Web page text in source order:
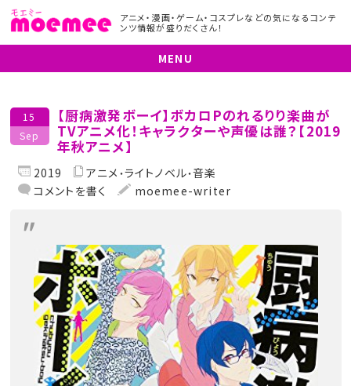
アニメ・漫画・ゲーム・コスプレなどの気になるコンテ
ンツ情報が盛りだくさん！
MENU
15
Sep
【厨病激発ボーイ】ボカロPのれるりり楽曲が
TVアニメ化！キャラクターや声優は誰？【2019
年秋アニメ】
2019 アニメ ライトノベル 音楽
コメントを書く
moemee-writer